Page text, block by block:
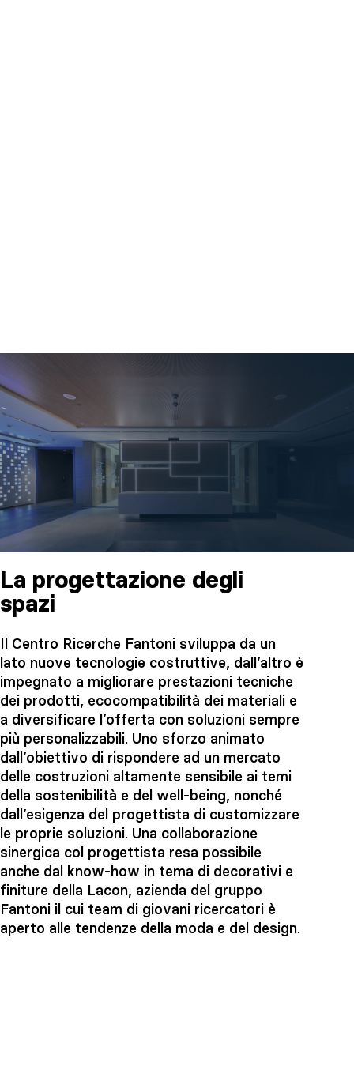
La progettazione degli
spazi
Il Centro Ricerche Fantoni sviluppa da un
lato nuove tecnologie costruttive, dall’altro è
impegnato a migliorare prestazioni tecniche
dei prodotti, ecocompatibilità dei materiali e
a diversificare l’offerta con soluzioni sempre
più personalizzabili. Uno sforzo animato
dall’obiettivo di rispondere ad un mercato
delle costruzioni altamente sensibile ai temi
della sostenibilità e del well-being, nonché
dall’esigenza del progettista di customizzare
le proprie soluzioni. Una collaborazione
sinergica col progettista resa possibile
anche dal know-how in tema di decorativi e
finiture della Lacon, azienda del gruppo
Fantoni il cui team di giovani ricercatori è
aperto alle tendenze della moda e del design.